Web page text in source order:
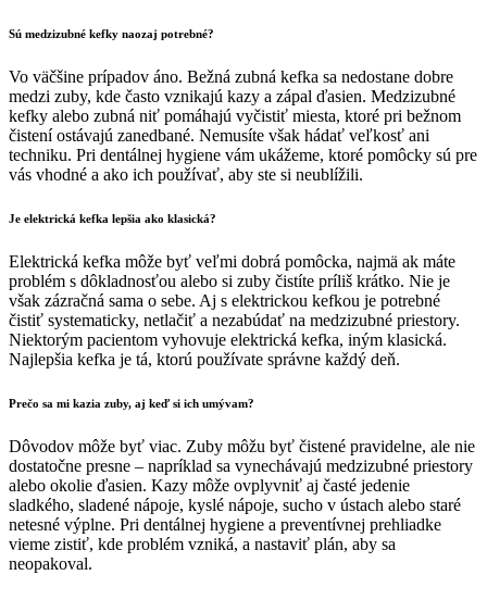
Sú medzizubné kefky naozaj potrebné?
Vo väčšine prípadov áno. Bežná zubná kefka sa nedostane dobre
medzi zuby, kde často vznikajú kazy a zápal ďasien. Medzizubné
kefky alebo zubná niť pomáhajú vyčistiť miesta, ktoré pri bežnom
čistení ostávajú zanedbané. Nemusíte však hádať veľkosť ani
techniku. Pri dentálnej hygiene vám ukážeme, ktoré pomôcky sú pre
vás vhodné a ako ich používať, aby ste si neublížili.
Je elektrická kefka lepšia ako klasická?
Elektrická kefka môže byť veľmi dobrá pomôcka, najmä ak máte
problém s dôkladnosťou alebo si zuby čistíte príliš krátko. Nie je
však zázračná sama o sebe. Aj s elektrickou kefkou je potrebné
čistiť systematicky, netlačiť a nezabúdať na medzizubné priestory.
Niektorým pacientom vyhovuje elektrická kefka, iným klasická.
Najlepšia kefka je tá, ktorú používate správne každý deň.
Prečo sa mi kazia zuby, aj keď si ich umývam?
Dôvodov môže byť viac. Zuby môžu byť čistené pravidelne, ale nie
dostatočne presne – napríklad sa vynechávajú medzizubné priestory
alebo okolie ďasien. Kazy môže ovplyvniť aj časté jedenie
sladkého, sladené nápoje, kyslé nápoje, sucho v ústach alebo staré
netesné výplne. Pri dentálnej hygiene a preventívnej prehliadke
vieme zistiť, kde problém vzniká, a nastaviť plán, aby sa
neopakoval.